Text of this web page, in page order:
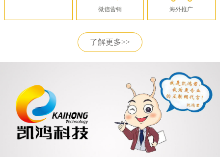
微信营销 海外推广
了解更多>>